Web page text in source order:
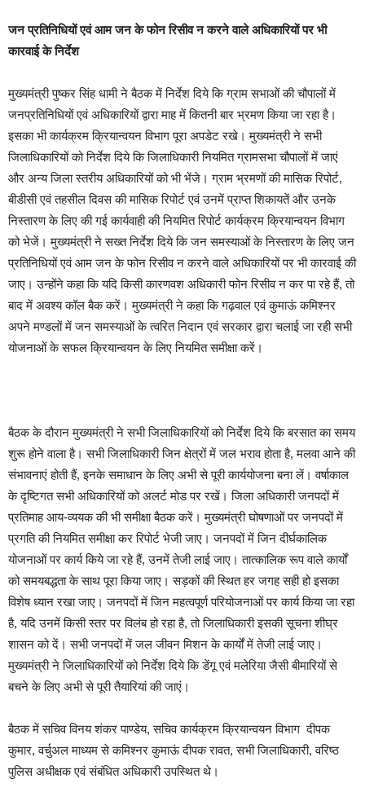
जन प्रतिनिधियों एवं आम जन के फोन रिसीव न करने वाले अधिकारियों पर भी
कारवाई के निर्देश
मुख्यमंत्री पुष्कर सिंह धामी ने बैठक में निर्देश दिये कि ग्राम सभाओं की चौपालों में
जनप्रतिनिधियों एवं अधिकारियों द्वारा माह में कितनी बार भ्रमण किया जा रहा है।
इसका भी कार्यक्रम क्रियान्वयन विभाग पूरा अपडेट रखे। मुख्यमंत्री ने सभी
जिलाधिकारियों को निर्देश दिये कि जिलाधिकारी नियमित ग्रामसभा चौपालों में जाएं
और अन्य जिला स्तरीय अधिकारियों को भी भेंजे। ग्राम भ्रमणों की मासिक रिपोर्ट,
बीडीसी एवं तहसील दिवस की मासिक रिपोर्ट एवं उनमें प्राप्त शिकायतें और उनके
निस्तारण के लिए की गई कार्यवाही की नियमित रिपोर्ट कार्यक्रम क्रियान्वयन विभाग
को भेजें। मुख्यमंत्री ने सख्त निर्देश दिये कि जन समस्याओं के निस्तारण के लिए जन
प्रतिनिधियों एवं आम जन के फोन रिसीव न करने वाले अधिकारियों पर भी कारवाई की
जाए। उन्होंने कहा कि यदि किसी कारणवश अधिकारी फोन रिसीव न कर पा रहे हैं, तो
बाद में अवश्य कॉल बैक करें। मुख्यमंत्री ने कहा कि गढ़वाल एवं कुमाऊं कमिश्नर
अपने मण्डलों में जन समस्याओं के त्वरित निदान एवं सरकार द्वारा चलाई जा रही सभी
योजनाओं के सफल क्रियान्वयन के लिए नियमित समीक्षा करें।
बैठक के दौरान मुख्यमंत्री ने सभी जिलाधिकारियों को निर्देश दिये कि बरसात का समय
शुरू होने वाला है। सभी जिलाधिकारी जिन क्षेत्रों में जल भराव होता है, मलवा आने की
संभावनाएं होती हैं, इनके समाधान के लिए अभी से पूरी कार्ययोजना बना लें। वर्षाकाल
के दृष्टिगत सभी अधिकारियों को अलर्ट मोड पर रखें। जिला अधिकारी जनपदों में
प्रतिमाह आय-व्ययक की भी समीक्षा बैठक करें। मुख्यमंत्री घोषणाओं पर जनपदों में
प्रगति की नियमित समीक्षा कर रिपोर्ट भेजी जाए। जनपदों में जिन दीर्घकालिक
योजनाओं पर कार्य किये जा रहे हैं, उनमें तेजी लाई जाए। तात्कालिक रूप वाले कार्यों
को समयबद्धता के साथ पूरा किया जाए। सड़कों की स्थित हर जगह सही हो इसका
विशेष ध्यान रखा जाए। जनपदों में जिन महत्वपूर्ण परियोजनाओं पर कार्य किया जा रहा
है, यदि उनमें किसी स्तर पर विलंब हो रहा है, तो जिलाधिकारी इसकी सूचना शीघ्र
शासन को दें। सभी जनपदों में जल जीवन मिशन के कार्यों में तेजी लाई जाए।
मुख्यमंत्री ने जिलाधिकारियों को निर्देश दिये कि डेंगू एवं मलेरिया जैसी बीमारियों से
बचने के लिए अभी से पूरी तैयारियां की जाएं।
बैठक में सचिव विनय शंकर पाण्डेय, सचिव कार्यक्रम क्रियान्वयन विभाग दीपक
कुमार, वर्चुअल माध्यम से कमिश्नर कुमाऊं दीपक रावत, सभी जिलाधिकारी, वरिष्ठ
पुलिस अधीक्षक एवं संबंधित अधिकारी उपस्थित थे।